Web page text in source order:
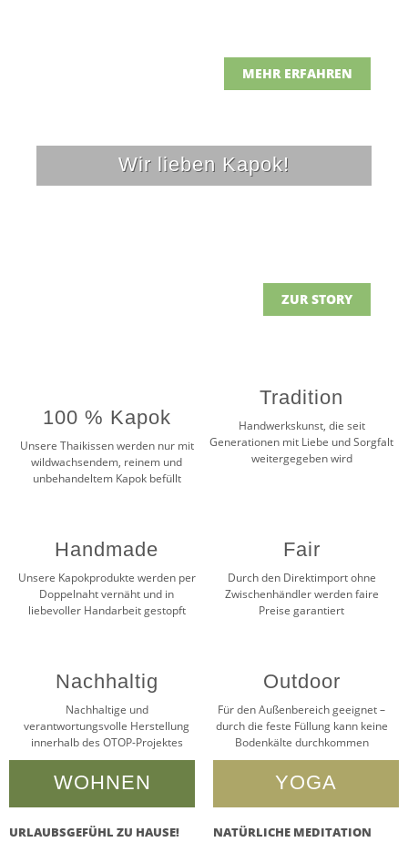
MEHR ERFAHREN
Wir lieben Kapok!
ZUR STORY
100 % Kapok
Unsere Thaikissen werden nur mit
wildwachsendem, reinem und
unbehandeltem Kapok befüllt
Tradition
Handwerkskunst, die seit
Generationen mit Liebe und Sorgfalt
weitergegeben wird
Handmade
Unsere Kapokprodukte werden per
Doppelnaht vernäht und in
liebevoller Handarbeit gestopft
Fair
Durch den Direktimport ohne
Zwischenhändler werden faire
Preise garantiert
Nachhaltig
Nachhaltige und
verantwortungsvolle Herstellung
innerhalb des OTOP-Projektes
Outdoor
Für den Außenbereich geeignet –
durch die feste Füllung kann keine
Bodenkälte durchkommen
WOHNEN
URLAUBSGEFÜHL ZU HAUSE!
YOGA
NATÜRLICHE MEDITATION